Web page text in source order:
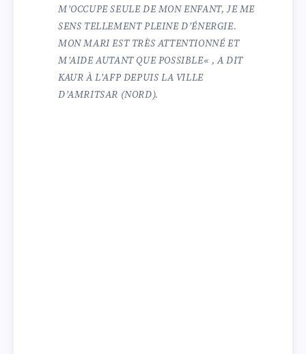
M’OCCUPE SEULE DE MON ENFANT, JE ME
SENS TELLEMENT PLEINE D’ÉNERGIE.
MON MARI EST TRÈS ATTENTIONNÉ ET
M’AIDE AUTANT QUE POSSIBLE« , A DIT
KAUR À L’AFP DEPUIS LA VILLE
D’AMRITSAR (NORD).